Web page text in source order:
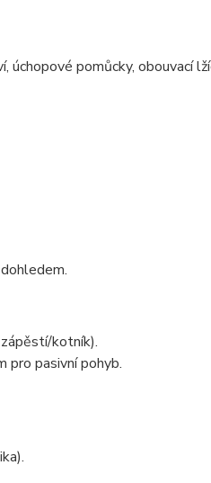
pomůcky, obouvací
kotník).
pasivní pohyb.